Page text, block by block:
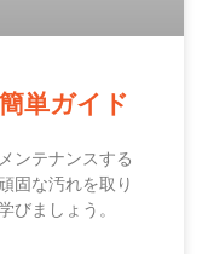
単ガイド
ンテナンスする
固な汚れを取り
びましょう。